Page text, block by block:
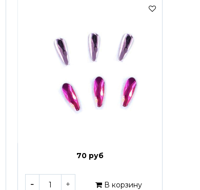
70 руб
В корзину